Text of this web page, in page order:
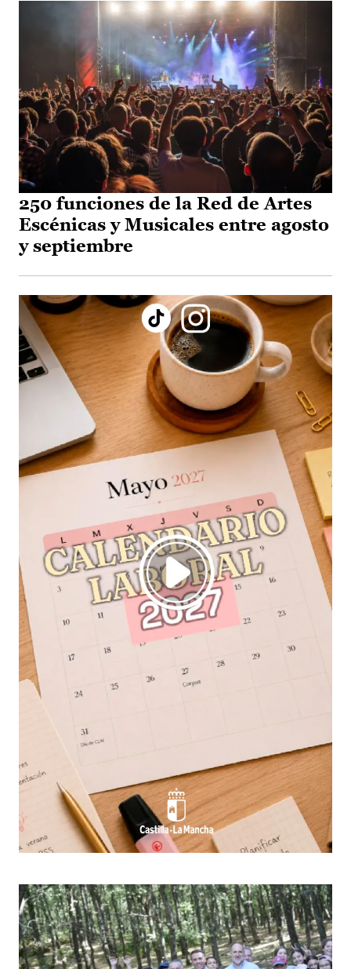
250 funciones de la Red de Artes
Escénicas y Musicales entre agosto
y septiembre